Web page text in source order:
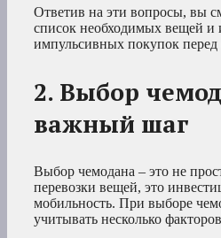
Ответив на эти вопросы, вы
список необходимых вещей и
импульсивных покупок перед
2. Выбор
важный шаг
Выбор чемодана – это не
перевозки вещей, это
мобильность. При выборе
учитывать несколько